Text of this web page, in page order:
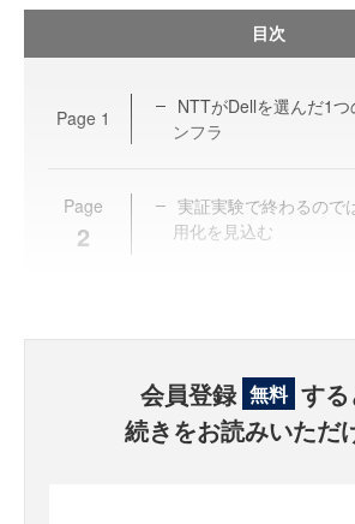
目次
Page 1
NTTがDellを選んだ1
ンフラ
Page
2
実証実験で終わるので
用化を見込む
会員登録 無料 する
続きをお読みいただ